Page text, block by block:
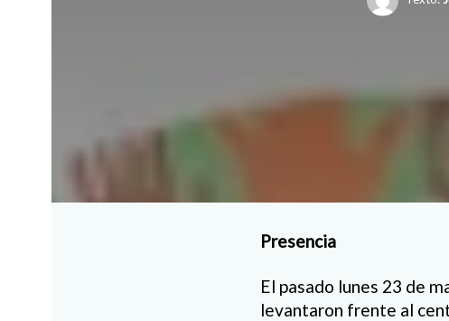
Presencia
El pasado lunes 23 de
levantaron frente al